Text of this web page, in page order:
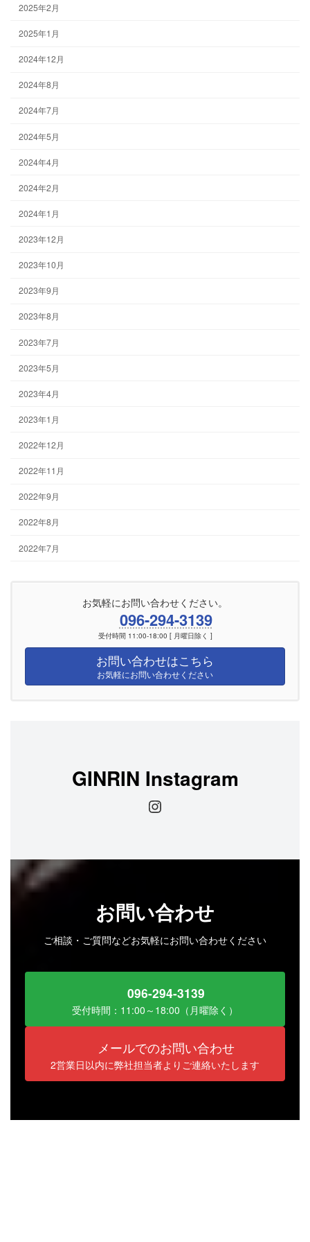
2025年2月
2025年1月
2024年12月
2024年8月
2024年7月
2024年5月
2024年4月
2024年2月
2024年1月
2023年12月
2023年10月
2023年9月
2023年8月
2023年7月
2023年5月
2023年4月
2023年1月
2022年12月
2022年11月
2022年9月
2022年8月
2022年7月
お気軽にお問い合わせください。
096-294-3139
受付時間 11:00-18:00 [ 月曜日除く ]
お問い合わせはこちら
お気軽にお問い合わせください
GINRIN Instagram
Instagram
お問い合わせ
ご相談・ご質問などお気軽にお問い合わせください
096-294-3139
受付時間：11:00～18:00（月曜除く）
メールでのお問い合わせ
2営業日以内に弊社担当者よりご連絡いたします